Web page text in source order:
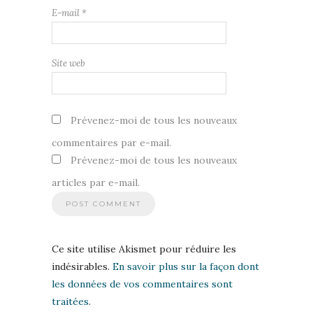
E-mail *
Site web
Prévenez-moi de tous les nouveaux
commentaires par e-mail.
Prévenez-moi de tous les nouveaux
articles par e-mail.
Ce site utilise Akismet pour réduire les
indésirables. En savoir plus sur la façon dont
les données de vos commentaires sont
traitées.